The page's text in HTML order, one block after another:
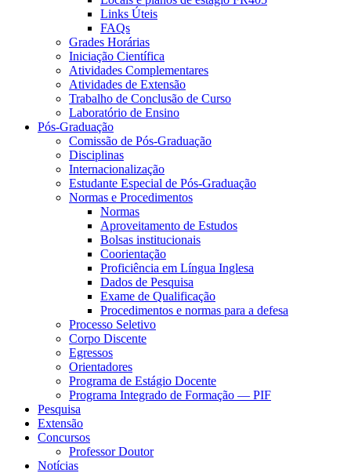
Links Úteis
FAQs
Grades Horárias
Iniciação Científica
Atividades Complementares
Atividades de Extensão
Trabalho de Conclusão de Curso
Laboratório de Ensino
Pós-Graduação
Comissão de Pós-Graduação
Disciplinas
Internacionalização
Estudante Especial de Pós-Graduação
Normas e Procedimentos
Normas
Aproveitamento de Estudos
Bolsas institucionais
Coorientação
Proficiência em Língua Inglesa
Dados de Pesquisa
Exame de Qualificação
Procedimentos e normas para a defesa
Processo Seletivo
Corpo Discente
Egressos
Orientadores
Programa de Estágio Docente
Programa Integrado de Formação — PIF
Pesquisa
Extensão
Concursos
Professor Doutor
Notícias